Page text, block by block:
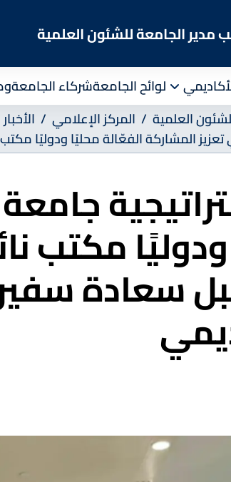
مدير الجامعة للشئون العلمية
لوائح الجامعةشركاء الجامعة
العلمية المركز الإعلامي
الأخبار
المشاركة الفعّالة محليًا ودوليًا مكتب
ودوليًا مكتب
سعادة